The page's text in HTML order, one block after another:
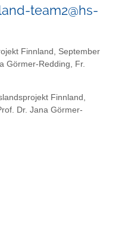
team2@hs-
Finnland, September
Görmer-Redding, Fr.
Finnland,
Dr. Jana Görmer-